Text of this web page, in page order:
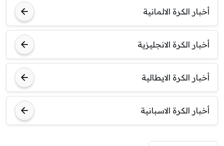
أخبار الكرة الالمانية
أخبار الكرة الانجليزية
أخبار الكرة الايطالية
أخبار الكرة الاسبانية